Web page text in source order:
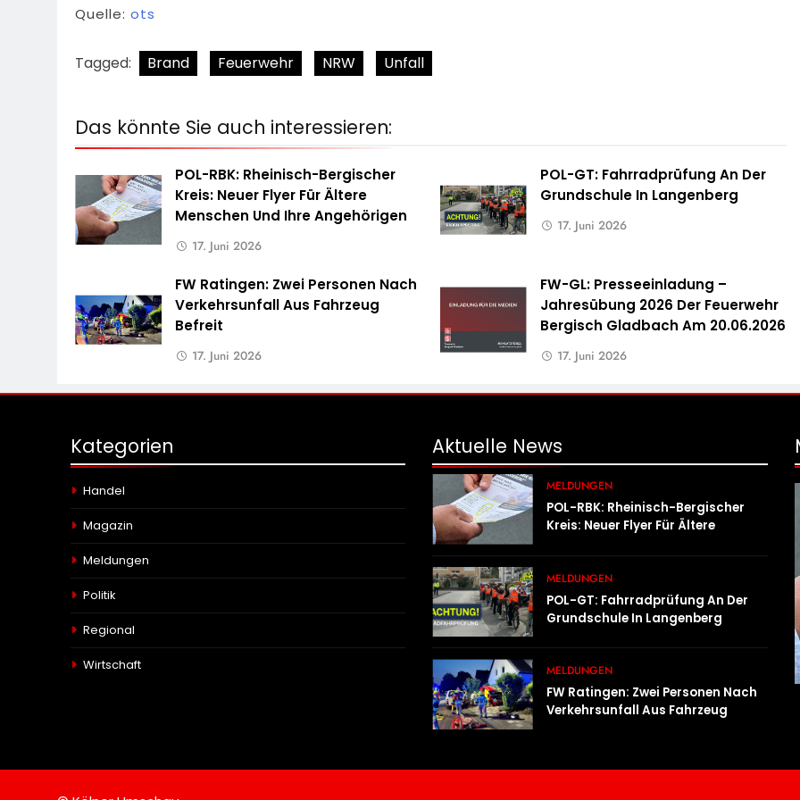
Quelle: ots
Tagged: Brand Feuerwehr NRW Unfall
Das könnte Sie auch interessieren:
POL-RBK: Rheinisch-Bergischer
Kreis: Neuer Flyer Für Ältere
Menschen Und Ihre Angehörigen
17. Juni 2026
POL-GT: Fahrradprüfung An Der
Grundschule In Langenberg
17. Juni 2026
FW Ratingen: Zwei Personen Nach
Verkehrsunfall Aus Fahrzeug
Befreit
17. Juni 2026
FW-GL: Presseeinladung –
Jahresübung 2026 Der Feuerwehr
Bergisch Gladbach Am 20.06.2026
17. Juni 2026
Kategorien
Handel
Magazin
Meldungen
Politik
Regional
Wirtschaft
Aktuelle News
MELDUNGEN
POL-RBK: Rheinisch-Bergischer
Kreis: Neuer Flyer Für Ältere
MELDUNGEN
POL-GT: Fahrradprüfung An Der
Grundschule In Langenberg
MELDUNGEN
FW Ratingen: Zwei Personen Nach
Verkehrsunfall Aus Fahrzeug